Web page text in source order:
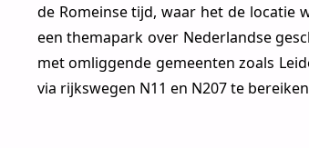
de Romeinse tijd, waar het de locatie
een themapark over Nederlandse
met omliggende gemeenten zoals
via rijkswegen N11 en N207 te